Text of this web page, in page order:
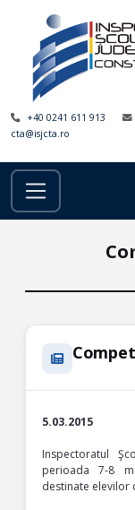
+40 0241 611 913
cta@isjcta.ro
5.03.2015
Inspectoratul
perioada 7-8
destinate elevilor